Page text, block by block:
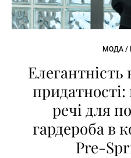
МОДА /
Елегантність
речі для
гардероба в
Pre-